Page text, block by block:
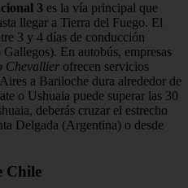
3 es la vía principal que
llegar a Tierra del Fuego. El
3 y 4 días de conducción
En autobús, empresas
Chevallier ofrecen servicios
a Bariloche dura alrededor de
o Ushuaia puede superar las 30
deberás cruzar el estrecho
Delgada (Argentina) o desde
Chile